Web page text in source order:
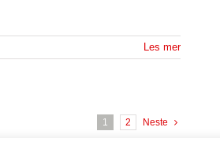
Les mer
1 2 Neste